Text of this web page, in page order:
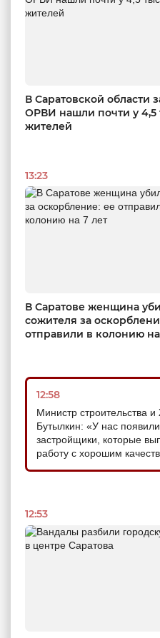
В Саратовской области
ОРВИ нашли почти у 4,5
жителей
13:23
В Саратове женщина
сожителя за
отправили в колонию
12:58
Министр строительства
Бутылкин: «У нас
застройщики, которые
работу с хорошим
12:53